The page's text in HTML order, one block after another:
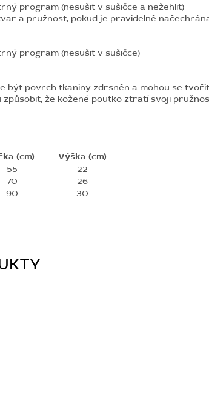
program (nesušit v sušičce a nežehlit)
a pružnost, pokud je pravidelně
program (nesušit v sušičce)
být povrch tkaniny zdrsněn a mohou se
že kožené poutko ztratí svoji
(cm)
Výška (cm)
55
22
70
26
90 30